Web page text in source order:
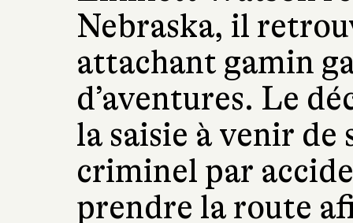
Nebraska, il
attachant gamin
d’aventures. Le
la saisie à venir de
criminel par
prendre la route